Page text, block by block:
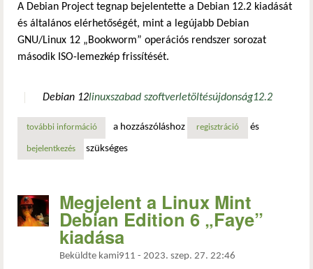
A Debian Project tegnap bejelentette a Debian 12.2 kiadását
és általános elérhetőségét, mint a legújabb Debian
GNU/Linux 12 „Bookworm” operációs rendszer sorozat
második ISO-lemezkép frissítését.
Debian 12linuxszabad szoftverletöltésújdonság12.2
további információmegjelent a debian 12.2 tartalommal kapcsolatosan
a hozzászóláshoz regisztráció és
bejelentkezés szükséges
Megjelent a Linux Mint
Debian Edition 6 „Faye”
kiadása
Beküldte kami911 - 2023. szep. 27. 22:46